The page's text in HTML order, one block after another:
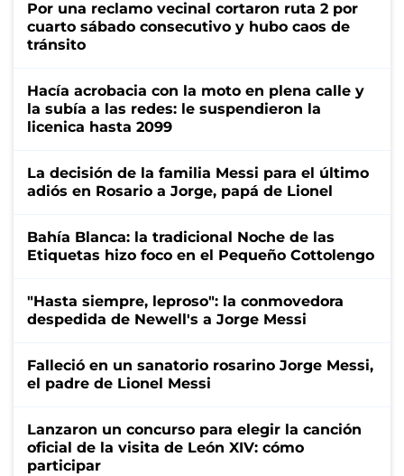
Por una reclamo vecinal cortaron ruta 2 por
cuarto sábado consecutivo y hubo caos de
tránsito
Hacía acrobacia con la moto en plena calle y
la subía a las redes: le suspendieron la
licenica hasta 2099
La decisión de la familia Messi para el último
adiós en Rosario a Jorge, papá de Lionel
Bahía Blanca: la tradicional Noche de las
Etiquetas hizo foco en el Pequeño Cottolengo
"Hasta siempre, leproso": la conmovedora
despedida de Newell's a Jorge Messi
Falleció en un sanatorio rosarino Jorge Messi,
el padre de Lionel Messi
Lanzaron un concurso para elegir la canción
oficial de la visita de León XIV: cómo
participar